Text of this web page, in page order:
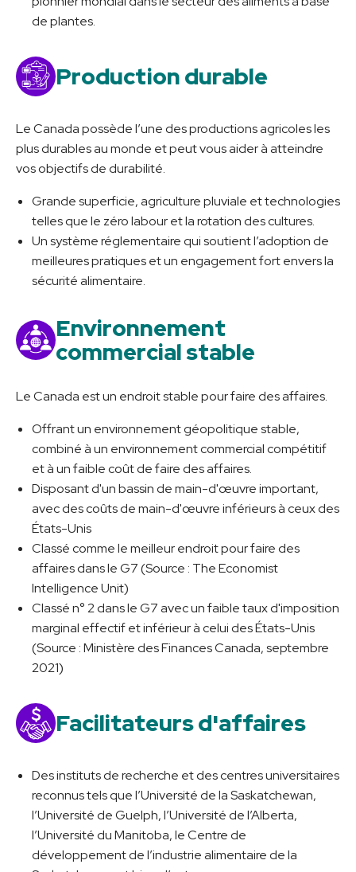
de plantes.
Production durable
Le Canada possède l’une des productions agricoles les
plus durables au monde et peut vous aider à atteindre
vos objectifs de durabilité.
Grande superficie, agriculture pluviale et technologies
telles que le zéro labour et la rotation des cultures.
Un système réglementaire qui soutient l’adoption de
meilleures pratiques et un engagement fort envers la
sécurité alimentaire.
Environnement
commercial stable
Le Canada est un endroit stable pour faire des affaires.
Offrant un environnement géopolitique stable,
combiné à un environnement commercial compétitif
et à un faible coût de faire des affaires.
Disposant d'un bassin de main-d'œuvre important,
avec des coûts de main-d'œuvre inférieurs à ceux des
États-Unis
Classé comme le meilleur endroit pour faire des
affaires dans le G7 (Source : The Economist
Intelligence Unit)
Classé n° 2 dans le G7 avec un faible taux d'imposition
marginal effectif et inférieur à celui des États-Unis
(Source : Ministère des Finances Canada, septembre
2021)
Facilitateurs d'affaires
Des instituts de recherche et des centres universitaires
reconnus tels que l’Université de la Saskatchewan,
l’Université de Guelph, l’Université de l’Alberta,
l’Université du Manitoba, le Centre de
développement de l’industrie alimentaire de la